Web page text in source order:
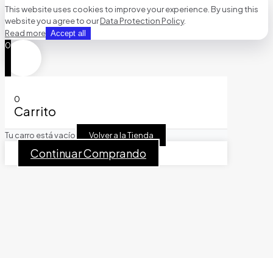
This website uses cookies to improve your experience. By using this
website you agree to ourData Protection Policy.
Read more Accept all
0
0
Carrito
Tu carro está vacío Volver a la Tienda
Continuar Comprando